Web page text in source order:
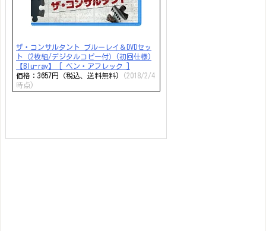
ザ・コンサルタント ブルーレイ＆DVDセッ
ト（2枚組/デジタルコピー付）(初回仕様)
【Blu-ray】 [ ベン・アフレック ]
価格：3657円（税込、送料無料)
(2018/2/4
時点)